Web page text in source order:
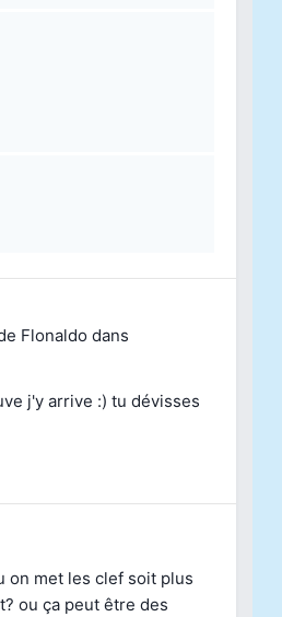
Flonaldo dans
j'y arrive :) tu dévisses
on met les clef soit plus
ou ça peut être des